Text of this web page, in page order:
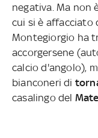
negativa. Ma non
cui si è affacciato
Montegiorgio ha
accorgersene
calcio d'angolo),
bianconeri di
casalingo del